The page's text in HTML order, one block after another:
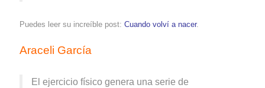
Puedes leer su increíble post: Cuando volví a nacer.
Araceli García
El ejercicio físico genera una serie de